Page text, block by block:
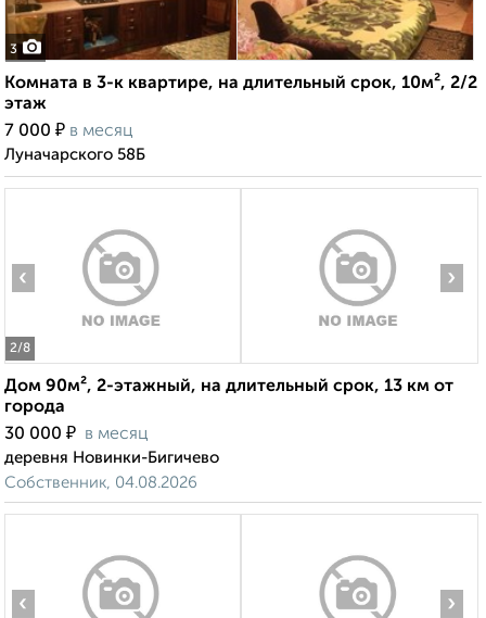
3
Комната в 3-к квартире, на длительный срок, 10м², 2/2
этаж
7 000 ₽ в месяц
Луначарского 58Б
2/8
‹ ›
Дом 90м², 2-этажный, на длительный срок, 13 км от
города
30 000 ₽ в месяц
деревня Новинки-Бигичево
Собственник, 04.08.2026
‹ ›